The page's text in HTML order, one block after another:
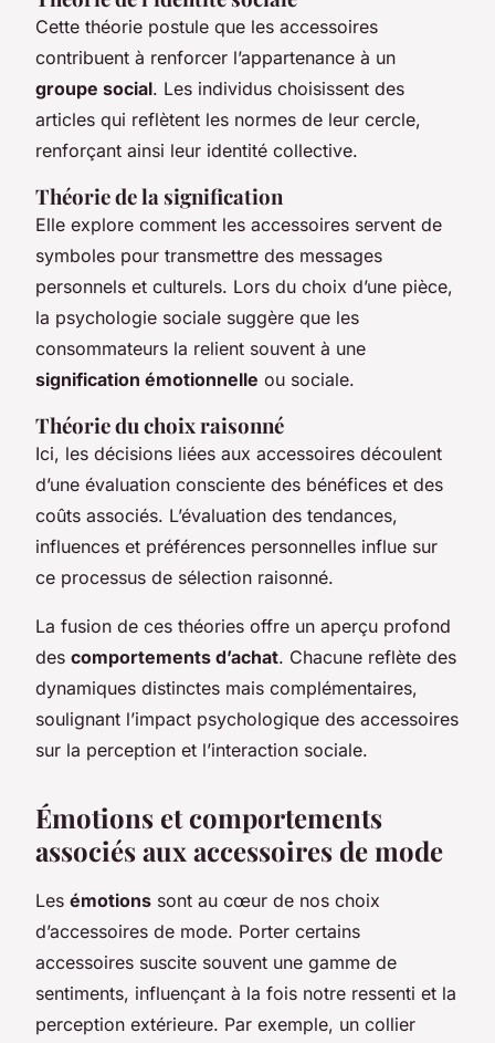
Cette théorie postule que les accessoires
contribuent à renforcer l’appartenance à un
groupe social. Les individus choisissent des
articles qui reflètent les normes de leur cercle,
renforçant ainsi leur identité collective.
Théorie de la signification
Elle explore comment les accessoires servent de
symboles pour transmettre des messages
personnels et culturels. Lors du choix d’une pièce,
la psychologie sociale suggère que les
consommateurs la relient souvent à une
signification émotionnelle ou sociale.
Théorie du choix raisonné
Ici, les décisions liées aux accessoires découlent
d’une évaluation consciente des bénéfices et des
coûts associés. L’évaluation des tendances,
influences et préférences personnelles influe sur
ce processus de sélection raisonné.
La fusion de ces théories offre un aperçu profond
des comportements d’achat. Chacune reflète des
dynamiques distinctes mais complémentaires,
soulignant l’impact psychologique des accessoires
sur la perception et l’interaction sociale.
Émotions et comportements
associés aux accessoires de mode
Les émotions sont au cœur de nos choix
d’accessoires de mode. Porter certains
accessoires suscite souvent une gamme de
sentiments, influençant à la fois notre ressenti et la
perception extérieure. Par exemple, un collier